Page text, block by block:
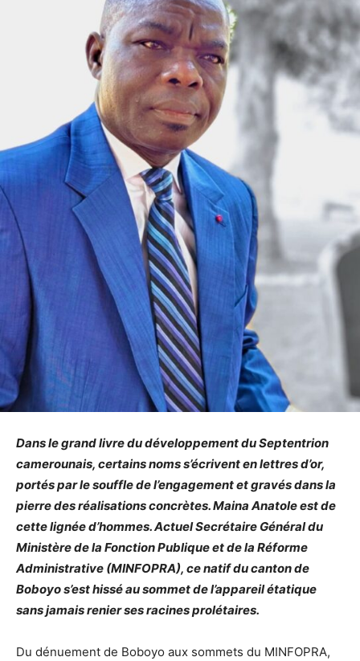
Dans le grand livre du développement du Septentrion
camerounais, certains noms s’écrivent en lettres d’or,
portés par le souffle de l’engagement et gravés dans la
pierre des réalisations concrètes. Maina Anatole est de
cette lignée d’hommes. Actuel Secrétaire Général du
Ministère de la Fonction Publique et de la Réforme
Administrative (MINFOPRA), ce natif du canton de
Boboyo s’est hissé au sommet de l’appareil étatique
sans jamais renier ses racines prolétaires.
Du dénuement de Boboyo aux sommets du MINFOPRA,